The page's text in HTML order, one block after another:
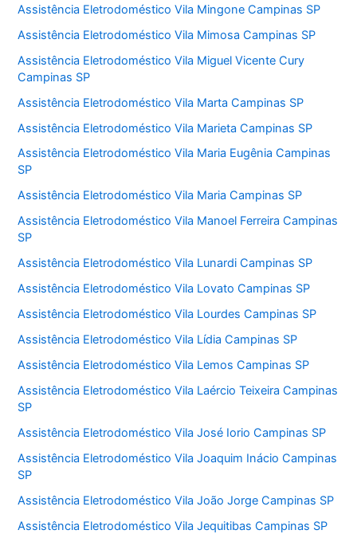
Assistência Eletrodoméstico Vila Mingone Campinas SP
Assistência Eletrodoméstico Vila Mimosa Campinas SP
Assistência Eletrodoméstico Vila Miguel Vicente Cury
Campinas SP
Assistência Eletrodoméstico Vila Marta Campinas SP
Assistência Eletrodoméstico Vila Marieta Campinas SP
Assistência Eletrodoméstico Vila Maria Eugênia Campinas
SP
Assistência Eletrodoméstico Vila Maria Campinas SP
Assistência Eletrodoméstico Vila Manoel Ferreira Campinas
SP
Assistência Eletrodoméstico Vila Lunardi Campinas SP
Assistência Eletrodoméstico Vila Lovato Campinas SP
Assistência Eletrodoméstico Vila Lourdes Campinas SP
Assistência Eletrodoméstico Vila Lídia Campinas SP
Assistência Eletrodoméstico Vila Lemos Campinas SP
Assistência Eletrodoméstico Vila Laércio Teixeira Campinas
SP
Assistência Eletrodoméstico Vila José Iorio Campinas SP
Assistência Eletrodoméstico Vila Joaquim Inácio Campinas
SP
Assistência Eletrodoméstico Vila João Jorge Campinas SP
Assistência Eletrodoméstico Vila Jequitibas Campinas SP